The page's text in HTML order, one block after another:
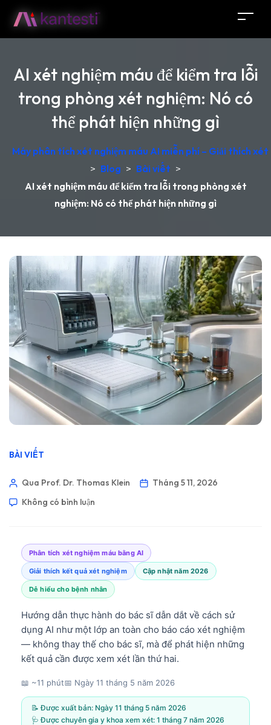
AI xét nghiệm máu để kiểm tra lỗi
trong phòng xét nghiệm: Nó có
thể phát hiện những gì
Máy phân tích xét nghiệm máu AI miễn phí – Giải thích
> Blog > Bài viết >
AI xét nghiệm máu để kiểm tra lỗi trong phòng xét
nghiệm: Nó có thể phát hiện những gì
BÀI VIẾT
Qua Prof. Dr. Thomas Klein
Tháng 5 11, 2026
Không có bình luận
Phân tích xét nghiệm máu bằng AI
Giải thích kết quả xét nghiệm Cập nhật năm 2026
Dễ hiểu cho bệnh nhân
Hướng dẫn thực hành do bác sĩ dẫn dắt về cách sử
dụng AI như một lớp an toàn cho báo cáo xét nghiệm
— không thay thế cho bác sĩ, mà để phát hiện những
kết quả cần được xem xét lần thứ hai.
📖 ~11 phút📅 Ngày 11 tháng 5 năm 2026
📝 Được xuất bản: Ngày 11 tháng 5 năm 2026
🩺 Được chuyên gia y khoa xem xét: 1 tháng 7 năm 2026